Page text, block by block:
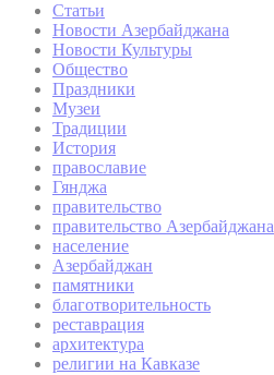
Статьи
Новости Азербайджана
Новости Культуры
Общество
Праздники
Музеи
Традиции
История
православие
Гянджа
правительство
правительство Азербайджана
население
Азербайджан
памятники
благотворительность
реставрация
архитектура
религии на Кавказе